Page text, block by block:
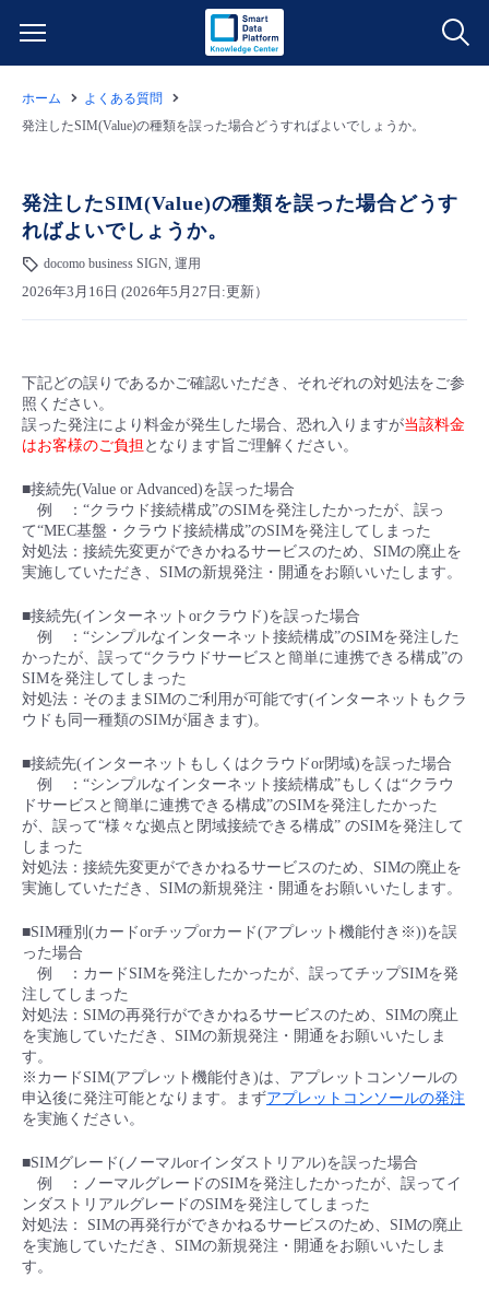
サービス一覧
クラウド/サーバー
ネットワーク
モニタリング/監査
サポート
管理機能
すべてのメニューを見る
データ利活用
クラウド/サーバー
IoT
モニタリング/監査
サポート
管理機能
すべてのメニューを見る
料金情報
料金シミュレーター
クラウド/サーバー
ネットワーク
IoT
モニタリング/監査
サポート
ご利用開始ガイド
- 管理機能
■ セットアップガイド
- 新規お申し込み方法
- 初期設定・確認
- ユーザー機能の管理
- APIリファレンス
■ 基本構築ガイド
- クラウド / サーバー
- Flexible InterConnect
- Flexible Remote Access
- vUTM2
- バックアップ
- セキュリティ・監査
- データと分析
- IoT
- マルチクラウド利用
- リモートワーク
- ITインフラストラクチャー
- その他
故障/メンテナンス情報
サービス稼働状況
故障/メンテナンス履歴
メンテナンス予定
定期メンテナンス
パートナー
協業パートナー
脱炭素化
ホーム
よくある質問
発注したSIM(Value)の種類を誤った場合どうすればよいでしょうか。
発注したSIM(Value)の種類を誤った場合どうす
ればよいでしょうか。
docomo business SIGN, 運用
2026年3月16日 (2026年5月27日:更新）
下記どの誤りであるかご確認いただき、それぞれの対処法をご参
照ください。
誤った発注により料金が発生した場合、恐れ入りますが当該料金
はお客様のご負担 となります旨ご理解ください。
■接続先(Value or Advanced)を誤った場合
例 ：“クラウド接続構成”のSIMを発注したかったが、誤っ
て“MEC基盤・クラウド接続構成”のSIMを発注してしまった
対処法：接続先変更ができかねるサービスのため、SIMの廃止を
実施していただき、SIMの新規発注・開通をお願いいたします。
■接続先(インターネットorクラウド)を誤った場合
例 ：“シンプルなインターネット接続構成”のSIMを発注した
かったが、誤って“クラウドサービスと簡単に連携できる構成”の
SIMを発注してしまった
対処法：そのままSIMのご利用が可能です(インターネットもクラ
ウドも同一種類のSIMが届きます)。
■接続先(インターネットもしくはクラウドor閉域)を誤った場合
例 ：“シンプルなインターネット接続構成”もしくは“クラウ
ドサービスと簡単に連携できる構成”のSIMを発注したかった
が、誤って“様々な拠点と閉域接続できる構成” のSIMを発注して
しまった
対処法：接続先変更ができかねるサービスのため、SIMの廃止を
実施していただき、SIMの新規発注・開通をお願いいたします。
■SIM種別(カードorチップorカード(アプレット機能付き※))を誤
った場合
例 ：カードSIMを発注したかったが、誤ってチップSIMを発
注してしまった
対処法：SIMの再発行ができかねるサービスのため、SIMの廃止
を実施していただき、SIMの新規発注・開通をお願いいたしま
す。
※カードSIM(アプレット機能付き)は、アプレットコンソールの
申込後に発注可能となります。まずアプレットコンソールの発注
を実施ください。
■SIMグレード(ノーマルorインダストリアル)を誤った場合
例 ：ノーマルグレードのSIMを発注したかったが、誤ってイ
ンダストリアルグレードのSIMを発注してしまった
対処法： SIMの再発行ができかねるサービスのため、SIMの廃止
を実施していただき、SIMの新規発注・開通をお願いいたしま
す。